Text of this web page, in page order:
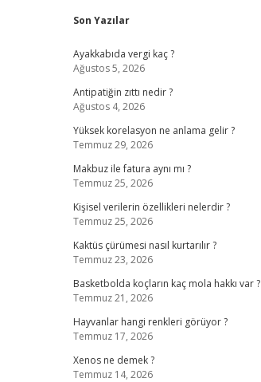
Sidebar
Son Yazılar
Ayakkabıda vergi kaç ?
Ağustos 5, 2026
Antipatiğin zıttı nedir ?
Ağustos 4, 2026
Yüksek korelasyon ne anlama gelir ?
Temmuz 29, 2026
Makbuz ile fatura aynı mı ?
Temmuz 25, 2026
Kişisel verilerin özellikleri nelerdir ?
Temmuz 25, 2026
Kaktüs çürümesi nasıl kurtarılır ?
Temmuz 23, 2026
Basketbolda koçların kaç mola hakkı var ?
Temmuz 21, 2026
Hayvanlar hangi renkleri görüyor ?
Temmuz 17, 2026
Xenos ne demek ?
Temmuz 14, 2026
hiltonbetilbet giriş yap